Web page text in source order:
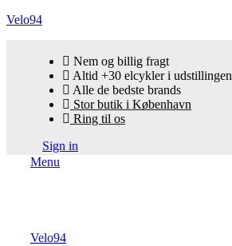
Velo94
Nem og billig fragt
Altid +30 elcykler i udstillingen
Alle de bedste brands
Stor butik i København
Ring til os
Sign in
Menu
Velo94